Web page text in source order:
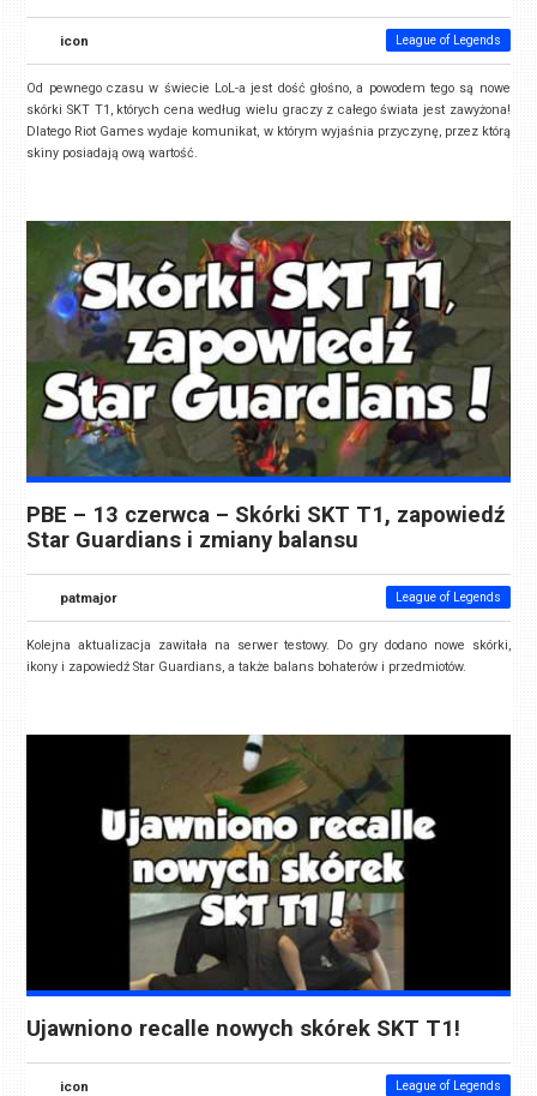
icon League of Legends
Od pewnego czasu w świecie LoL-a jest dość głośno, a powodem tego są nowe
skórki SKT T1, których cena według wielu graczy z całego świata jest zawyżona!
Dlatego Riot Games wydaje komunikat, w którym wyjaśnia przyczynę, przez którą
skiny posiadają ową wartość.
PBE – 13 czerwca – Skórki SKT T1, zapowiedź
Star Guardians i zmiany balansu
patmajor League of Legends
Kolejna aktualizacja zawitała na serwer testowy. Do gry dodano nowe skórki,
ikony i zapowiedź Star Guardians, a także balans bohaterów i przedmiotów.
Ujawniono recalle nowych skórek SKT T1!
icon League of Legends